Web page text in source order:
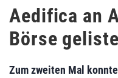
Aedifica an
Börse
Zum zweiten Mal